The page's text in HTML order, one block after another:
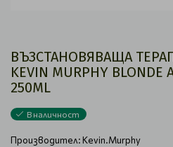
ВЪЗСТАНОВЯВАЩA
KEVIN MURPHY BLONDE
250ML
В наличност
Производител:Kevin.Murphy